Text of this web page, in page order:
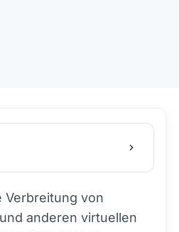
Verbreitung von
anderen virtuellen